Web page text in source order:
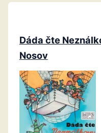
Dáda čte
Nosov